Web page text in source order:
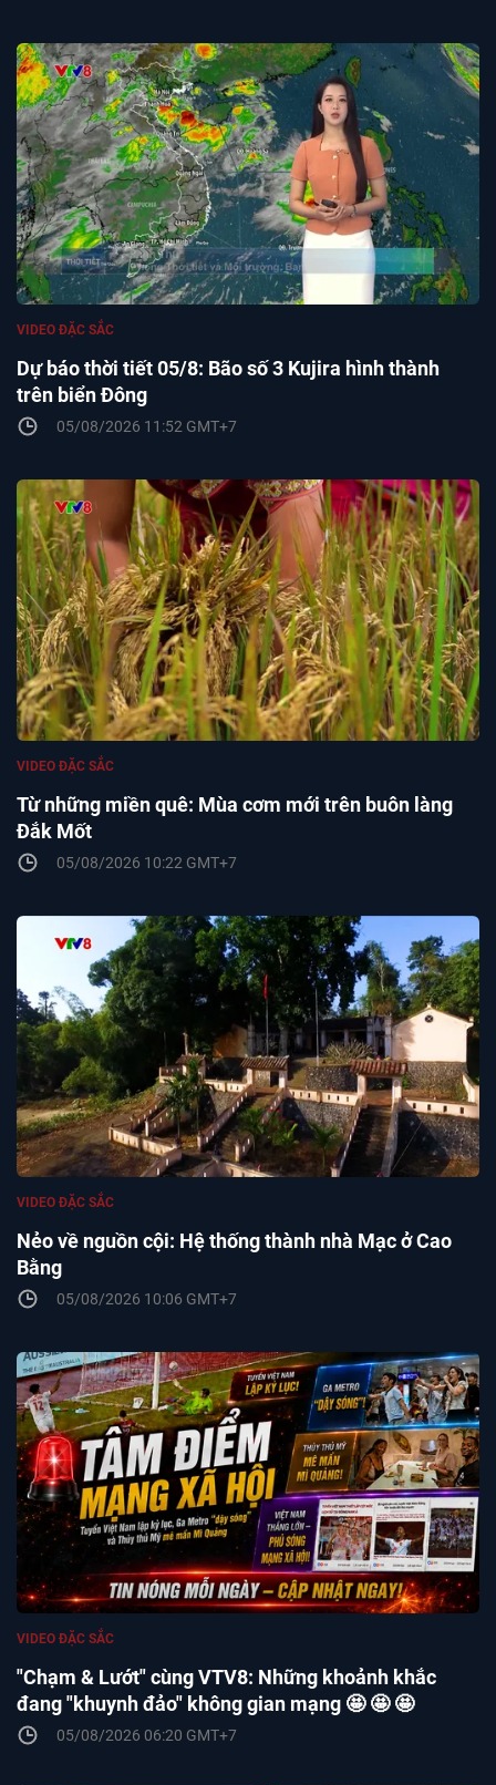
Dự báo thời tiết 05/8: Bão số 3 Kujira hình thành
trên biển Đông
VIDEO ĐẶC SẮC
05/08/2026 11:52 GMT+7
Từ những miền quê: Mùa cơm mới trên buôn làng
Đắk Mốt
VIDEO ĐẶC SẮC
05/08/2026 10:22 GMT+7
Nẻo về nguồn cội: Hệ thống thành nhà Mạc ở Cao
Bằng
VIDEO ĐẶC SẮC
05/08/2026 10:06 GMT+7
"Chạm & Lướt" cùng VTV8: Những khoảnh khắc
đang "khuynh đảo" không gian mạng 🤩 🤩 🤩
VIDEO ĐẶC SẮC
05/08/2026 06:20 GMT+7